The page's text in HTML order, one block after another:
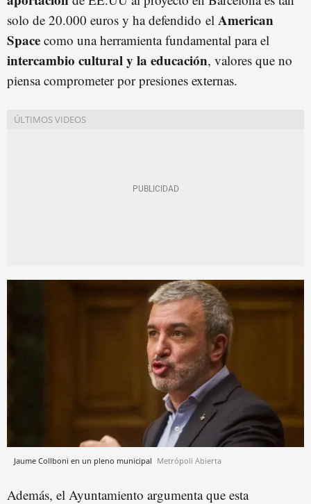
solo de 20.000 euros y ha defendido el American
Space como una herramienta fundamental para el
intercambio cultural y la educación, valores que no
piensa comprometer por presiones externas.
Jaume Collboni en un pleno municipal Metrópoli Abierta
Además, el Ayuntamiento argumenta que esta